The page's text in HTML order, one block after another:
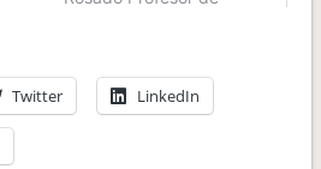
Twitter LinkedIn